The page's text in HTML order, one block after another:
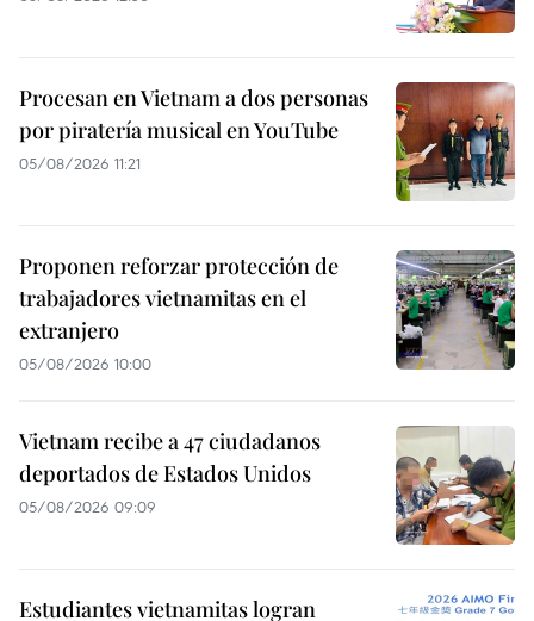
Procesan en Vietnam a dos personas
por piratería musical en YouTube
05/08/2026 11:21
Proponen reforzar protección de
trabajadores vietnamitas en el
extranjero
05/08/2026 10:00
Vietnam recibe a 47 ciudadanos
deportados de Estados Unidos
05/08/2026 09:09
Estudiantes vietnamitas logran